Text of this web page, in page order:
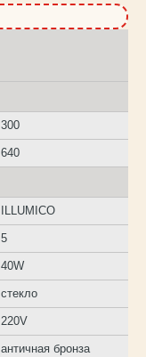
300
640
ILLUMICO
5
40W
стекло
220V
античная бронза